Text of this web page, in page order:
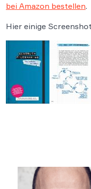
bei Amazon bestellen.
Hier einige